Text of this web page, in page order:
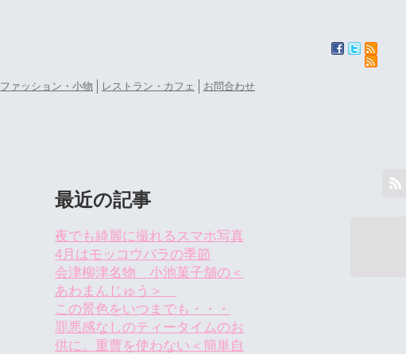
ファッション・小物 レストラン・カフェ お問合わせ
最近の記事
夜でも綺麗に撮れるスマホ写真
4月はモッコウバラの季節
会津柳津名物 小池菓子舗の＜
あわまんじゅう＞
この景色をいつまでも・・・
罪悪感なしのティータイムのお
供に。重曹を使わない＜簡単自